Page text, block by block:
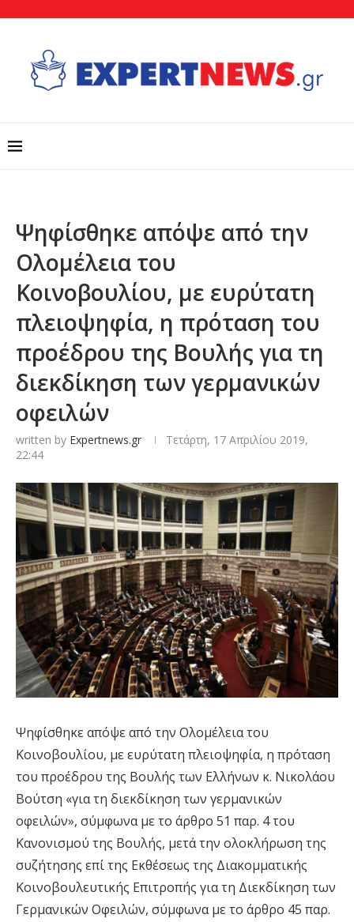
Ψηφίσθηκε απόψε από την
Ολομέλεια του
Κοινοβουλίου, με ευρύτατη
πλειοψηφία, η πρόταση του
προέδρου της Βουλής για τη
διεκδίκηση των γερμανικών
οφειλών
written by Expertnews.gr
Τετάρτη, 17 Απριλίου 2019,
22:44
Ψηφίσθηκε απόψε από την Ολομέλεια του
Κοινοβουλίου, με ευρύτατη πλειοψηφία, η πρόταση
του προέδρου της Βουλής των Ελλήνων κ. Νικολάου
Βούτση «για τη διεκδίκηση των γερμανικών
οφειλών», σύμφωνα με το άρθρο 51 παρ. 4 του
Κανονισμού της Βουλής, μετά την ολοκλήρωση της
συζήτησης επί της Εκθέσεως της Διακομματικής
Κοινοβουλευτικής Επιτροπής για τη Διεκδίκηση των
Γερμανικών Οφειλών, σύμφωνα με το άρθρο 45 παρ.